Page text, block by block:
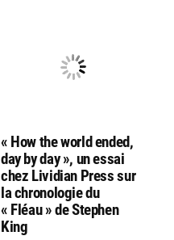
« How the world ended,
day by day », un essai
chez Lividian Press sur
la chronologie du
« Fléau » de Stephen
King